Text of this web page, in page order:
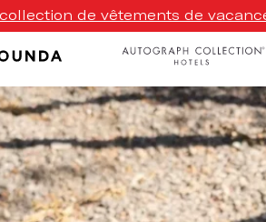
de vêtements de